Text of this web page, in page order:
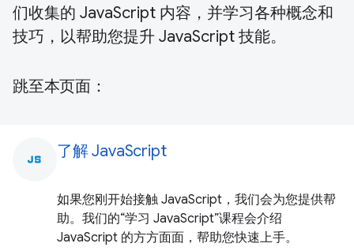
们收集的 JavaScript 内容，并学习各种概念和
技巧，以帮助您提升 JavaScript 技能。
跳至本页面：
javascript 了解 JavaScript
如果您刚开始接触 JavaScript，我们会为您提供帮
助。我们的“学习 JavaScript”课程会介绍
JavaScript 的方方面面，帮助您快速上手。